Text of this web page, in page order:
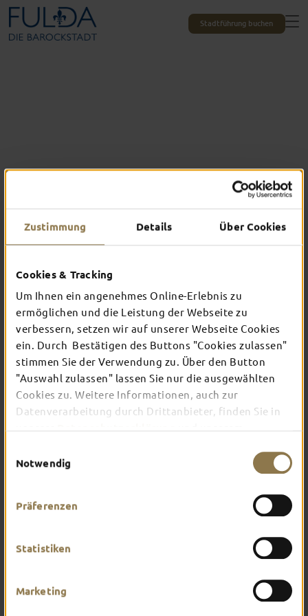
Zustimmung Details Über Cookies
Cookies & Tracking
Um Ihnen ein angenehmes Online-Erlebnis zu
ermöglichen und die Leistung der Webseite zu
verbessern, setzen wir auf unserer Webseite Cookies
ein. Durch Bestätigen des Buttons "Cookies zulassen"
stimmen Sie der Verwendung zu. Über den Button
"Auswahl zulassen" lassen Sie nur die ausgewählten
Cookies zu. Weitere Informationen, auch zur
Datenverarbeitung durch Drittanbieter, finden Sie in
Notwendig
Präferenzen
Statistiken
Marketing
Stadtführung buchen
Das erlebst du nur in Fulda
TOP-EVENTS
In Fulda ist irgendwo immer etwas los: Ob
Konzert, Musical, Erlebnis-Stadtführung oder
Theater – entdecke hier aktuelle Veranstaltungen
und Highlights in und um Fulda.